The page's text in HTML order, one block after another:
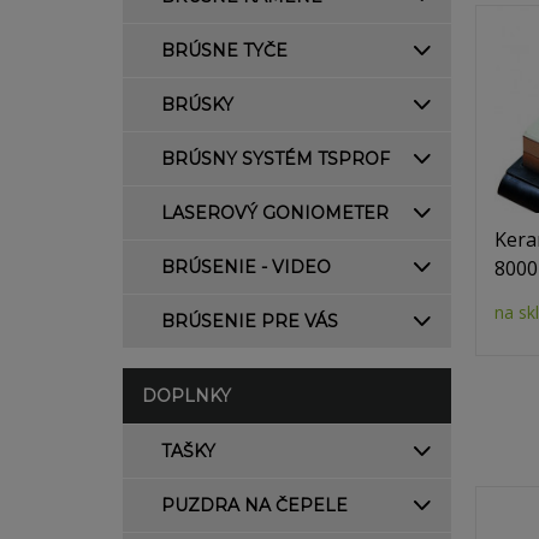
BRÚSNE TYČE
BRÚSKY
BRÚSNY SYSTÉM TSPROF
LASEROVÝ GONIOMETER
BRÚSENIE - VIDEO
BRÚSENIE PRE VÁS
DOPLNKY
TAŠKY
PUZDRA NA ČEPELE
na